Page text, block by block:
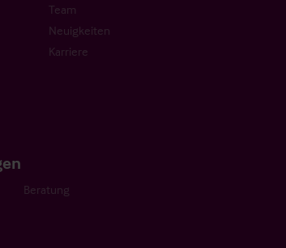
Team
Neuigkeiten
Karriere
Beratung